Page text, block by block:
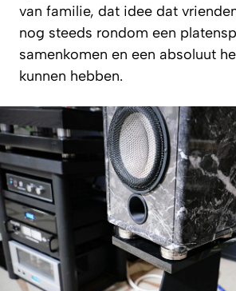
van familie, dat idee dat
nog steeds rondom een
samenkomen en een absoluut
kunnen hebben.